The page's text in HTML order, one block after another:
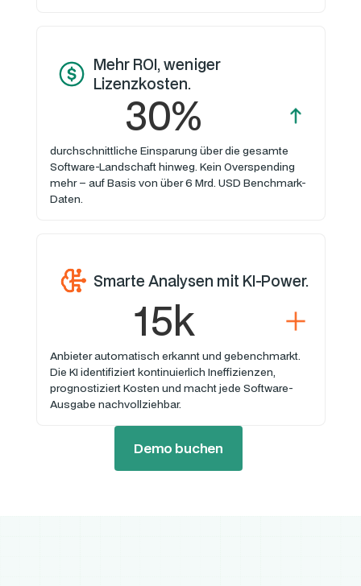
Mehr ROI, weniger
Lizenzkosten.
30%
durchschnittliche Einsparung über die gesamte
Software-Landschaft hinweg. Kein Overspending
mehr – auf Basis von über 6 Mrd. USD Benchmark-
Daten.
Smarte Analysen mit KI-Power.
15k
Anbieter automatisch erkannt und gebenchmarkt.
Die KI identifiziert kontinuierlich Ineffizienzen,
prognostiziert Kosten und macht jede Software-
Ausgabe nachvollziehbar.
Demo buchen